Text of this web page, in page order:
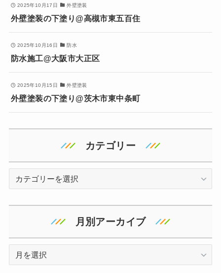
2025年10月17日 外壁塗装
外壁塗装の下塗り@高槻市東五百住
2025年10月16日 防水
防水施工@大阪市大正区
2025年10月15日 外壁塗装
外壁塗装の下塗り@茨木市東中条町
カテゴリー
月別アーカイブ